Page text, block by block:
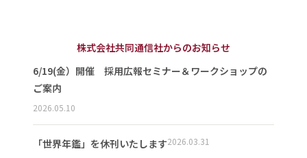
株式会社共同通信社からのお知らせ
6/19(金）開催 採用広報セミナー＆ワークショップの
ご案内
2026.05.10
「世界年鑑」を休刊いたします2026.03.31